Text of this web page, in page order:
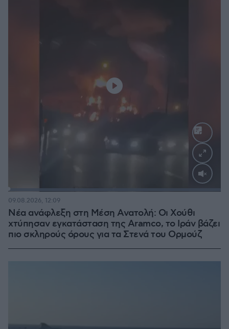
Νέα ανάφλεξη στη Μέση Ανατολή: Οι Χούθι
χτύπησαν εγκατάσταση της Aramco, το Ιράν βάζει
πιο σκληρούς όρους για τα Στενά του Ορμούζ
09.08.2026, 12:09